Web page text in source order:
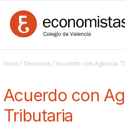
Inicio / Servicios / Acuerdo con Agencia
Acuerdo con
Tributaria